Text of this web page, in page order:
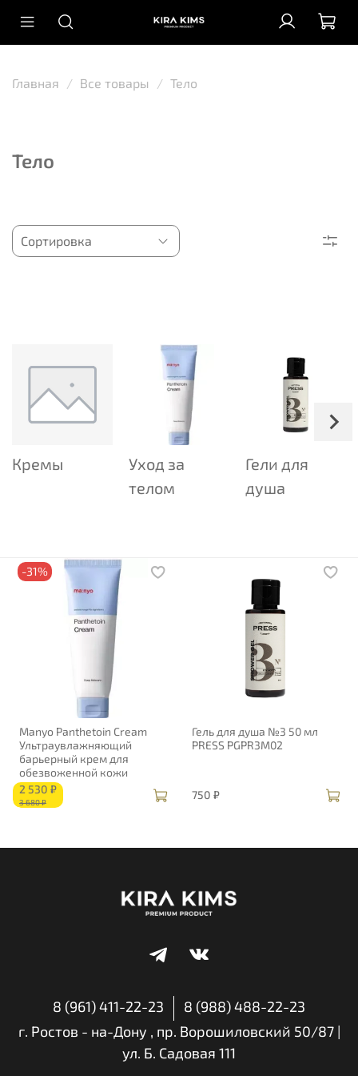
Главная Все товары Тело
Тело
Кремы
Уход за
телом
Гели для
душа
-31%
Manyo Panthetoin Cream
Ультраувлажняющий
барьерный крем для
обезвоженной кожи
2 530 ₽
3 680 ₽
Гель для душа №3 50 мл
PRESS PGPR3M02
750 ₽
8 (961) 411-22-23
8 (988) 488-22-23
г. Ростов - на-Дону , пр. Ворошиловский 50/87 |
ул. Б. Садовая 111